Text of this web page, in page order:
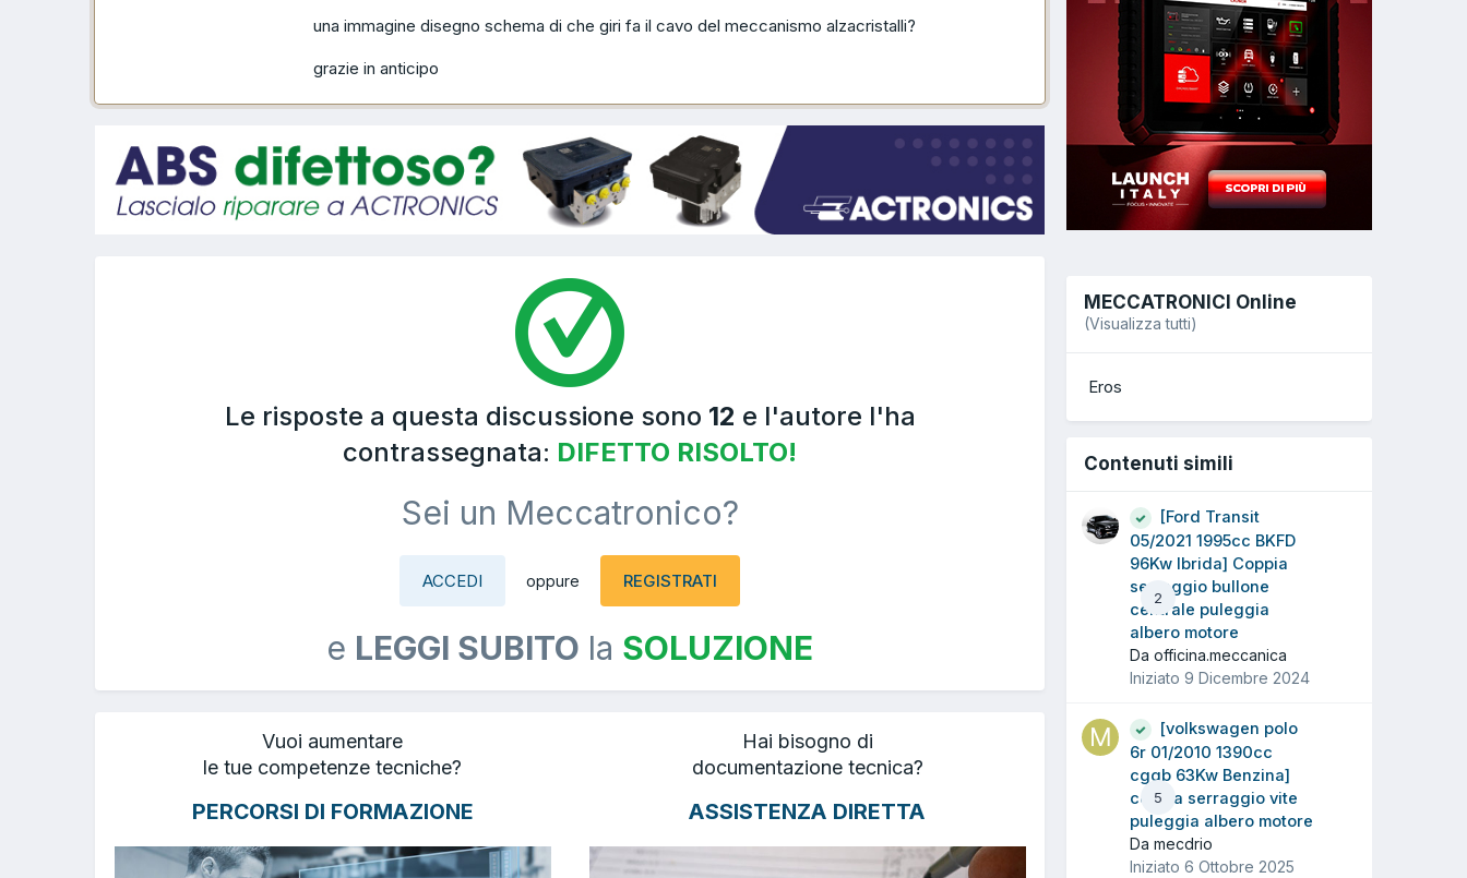
una immagine disegno schema di che giri fa il cavo del meccanismo alzacristalli?
grazie in anticipo
Le risposte a questa discussione sono 12 e l'autore l'ha
contrassegnata: DIFETTO RISOLTO!
Sei un Meccatronico?
ACCEDI oppure REGISTRATI
e LEGGI SUBITO la SOLUZIONE
Vuoi aumentare
le tue competenze tecniche?
PERCORSI DI FORMAZIONE
Hai bisogno di
documentazione tecnica?
ASSISTENZA DIRETTA
MECCATRONICI Online
(Visualizza tutti)
Eros
Contenuti simili
2
[Ford Transit
05/2021 1995cc BKFD
96Kw Ibrida] Coppia
serraggio bullone
centrale puleggia
albero motore
Da officina.meccanica
Iniziato 9 Dicembre 2024
5
[volkswagen polo
6r 01/2010 1390cc
cggb 63Kw Benzina]
coppia serraggio vite
puleggia albero motore
Da mecdrio
Iniziato 6 Ottobre 2025